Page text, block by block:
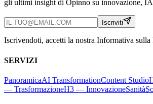
gli ultimi insight di Opinno su innovazione, IA
Iscriviti
Iscrivendoti, accetti la nostra Informativa sulla
SERVIZI
PanoramicaAI TransformationContent Studio
— TrasformazioneH3 — InnovazioneSanità